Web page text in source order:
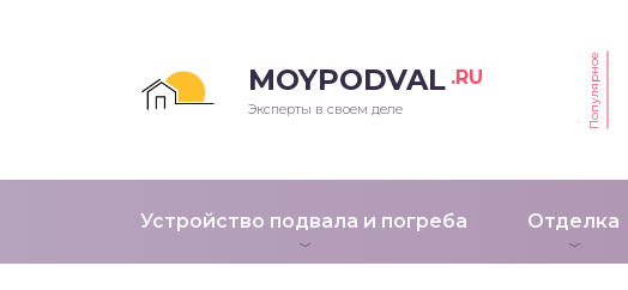
MOYPODVAL .RU
Эксперты в своем деле Популярное
Устройство подвала и погреба Отделка